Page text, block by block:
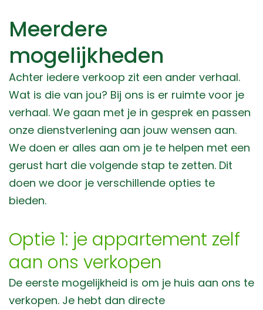
Meerdere
mogelijkheden
Achter iedere verkoop zit een ander verhaal.
Wat is die van jou? Bij ons is er ruimte voor je
verhaal. We gaan met je in gesprek en passen
onze dienstverlening aan jouw wensen aan.
We doen er alles aan om je te helpen met een
gerust hart die volgende stap te zetten. Dit
doen we door je verschillende opties te
bieden.
Optie 1: je appartement zelf
aan ons verkopen
De eerste mogelijkheid is om je huis aan ons te
verkopen. Je hebt dan directe